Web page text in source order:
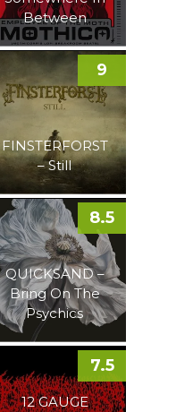
Between
FINSTERFORST
– Still
9
QUICKSAND –
Bring On The
Psychics
8.5
12 GAUGE
7.5